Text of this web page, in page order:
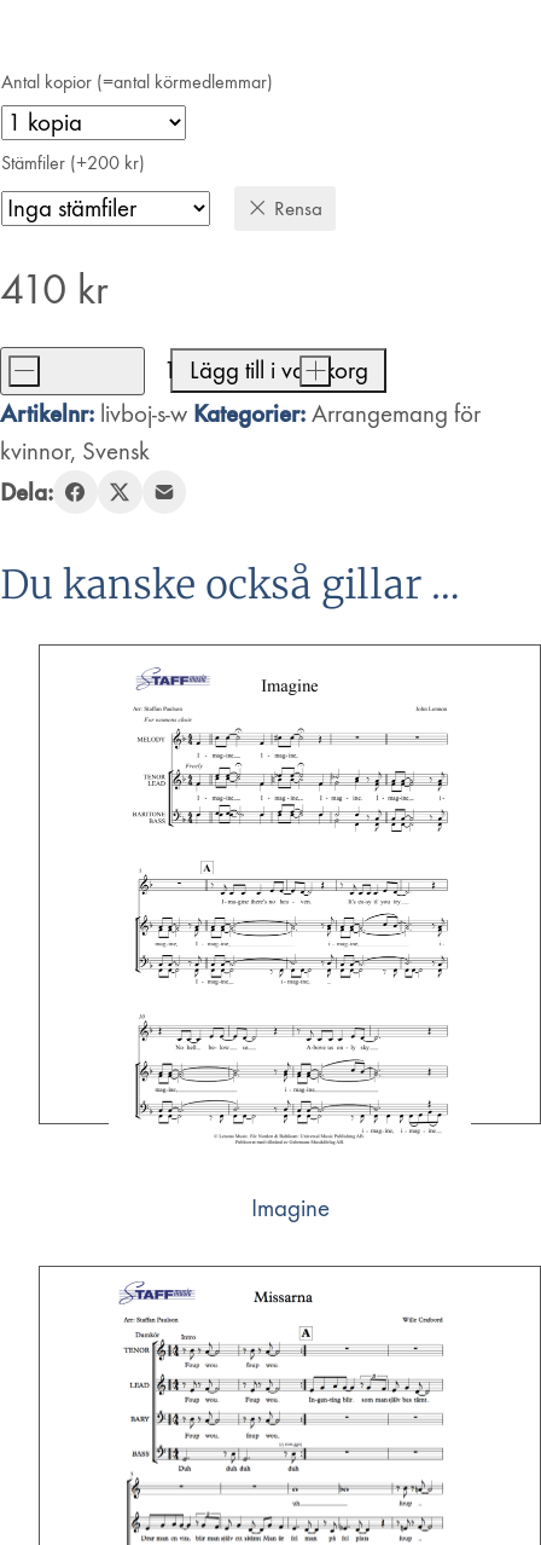
Antal kopior (=antal körmedlemmar)
Stämfiler (+200 kr)
Rensa
410 kr
Livboj
mängd
- +
Lägg till i varukorg
Artikelnr: livboj-s-w Kategorier: Arrangemang för
kvinnor, Svensk
Dela:
Du kanske också gillar …
Imagine